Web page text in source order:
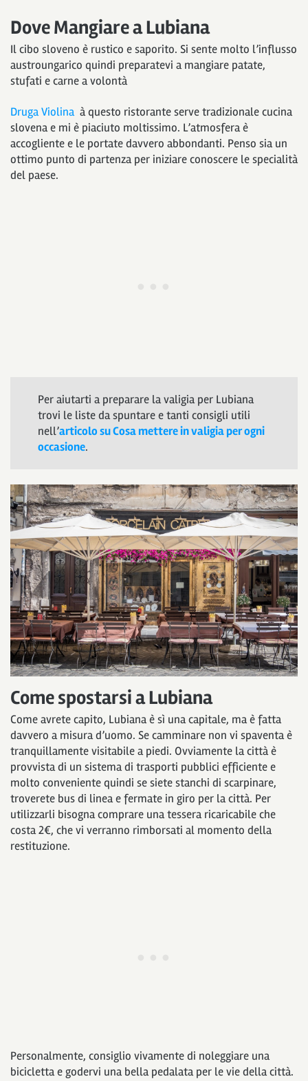
Dove Mangiare a Lubiana
Il cibo sloveno è rustico e saporito. Si sente molto l’influsso
austroungarico quindi preparatevi a mangiare patate,
stufati e carne a volontà
Druga Violinaà questo ristorante serve tradizionale cucina
slovena e mi è piaciuto moltissimo. L’atmosfera è
accogliente e le portate davvero abbondanti. Penso sia un
ottimo punto di partenza per iniziare conoscere le specialità
del paese.
Per aiutarti a preparare la valigia per Lubiana
trovi le liste da spuntare e tanti consigli utili
nell’articolo su Cosa mettere in valigia per ogni
occasione.
Come spostarsi a Lubiana
Come avrete capito, Lubiana è sì una capitale, ma è fatta
davvero a misura d’uomo. Se camminare non vi spaventa è
tranquillamente visitabile a piedi. Ovviamente la città è
provvista di un sistema di trasporti pubblici efficiente e
molto conveniente quindi se siete stanchi di scarpinare,
troverete bus di linea e fermate in giro per la città. Per
utilizzarli bisogna comprare una tessera ricaricabile che
costa 2€, che vi verranno rimborsati al momento della
restituzione.
Personalmente, consiglio vivamente di noleggiare una
bicicletta e godervi una bella pedalata per le vie della città.